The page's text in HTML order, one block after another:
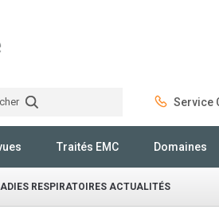
Service
Traités EMC Domaines
RESPIRATOIRES ACTUALITÉS